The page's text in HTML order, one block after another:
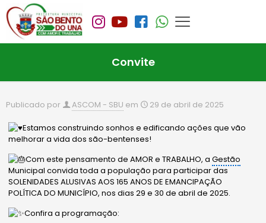
Convite
Publicado por ASCOM - SBU em 29 de abril de 2025
Estamos construindo sonhos e edificando ações que vão
melhorar a vida dos são-bentenses!
Com este pensamento de AMOR e TRABALHO, aGestão
Municipal convida toda a população para participar das
SOLENIDADES ALUSIVAS AOS 165 ANOS DE EMANCIPAÇÃO
POLÍTICA DO MUNICÍPIO, nos dias 29 e 30 de abril de 2025.
Confira a programação: